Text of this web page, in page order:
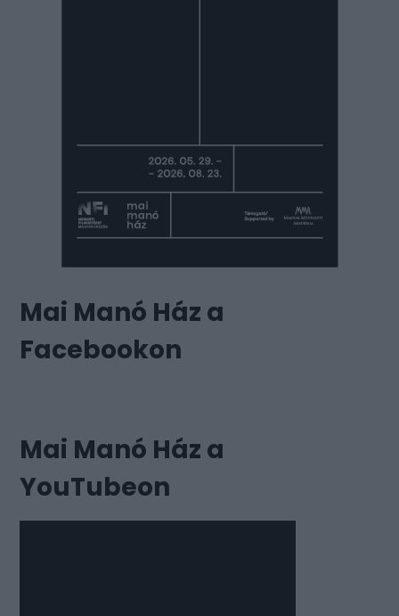
Mai Manó Ház a
Facebookon
Mai Manó Ház a
YouTubeon